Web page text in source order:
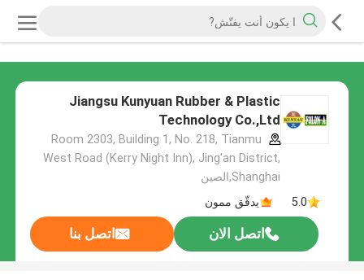
Jiangsu Kunyuan Rubber & Plastic
Technology Co.,Ltd
Room 2303, Building 1, No. 218, Tianmu
West Road (Kerry Night Inn), Jing'an District,
Shanghai,الصين
5.0
يدقّق ممون
اتصل الان اتصل بنا